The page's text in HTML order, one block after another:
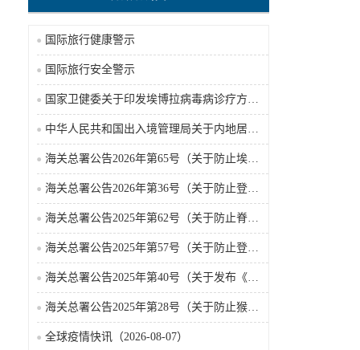
国际旅行健康警示
国际旅行安全警示
国家卫健委关于印发埃博拉病毒病诊疗方案（2026年版）的通知
中华人民共和国出入境管理局关于内地居民前往港澳地区定居审批条件的公告（2026-06-30）
海关总署公告2026年第65号（关于防止埃博拉病毒病疫情传入我国的公告）（2026-05-18）
海关总署公告2026年第36号（关于防止登革热疫情传入我国的公告）
海关总署公告2025年第62号（关于防止脊髓灰质炎疫情传入我国的公告）
海关总署公告2025年第57号（关于防止登革热疫情传入我国的公告）
海关总署公告2025年第40号（关于发布《国境口岸传染病监测实施办法》的公告）
海关总署公告2025年第28号（关于防止猴痘疫情传入我国的公告）
全球疫情快讯（2026-08-07）